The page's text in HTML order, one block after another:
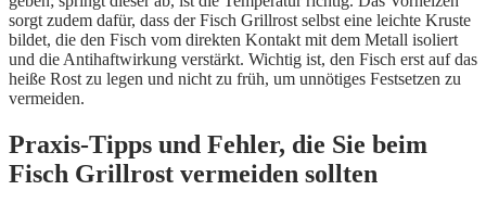
sorgt zudem dafür, dass der Fisch Grillrost selbst eine leichte Kruste
bildet, die den Fisch vom direkten Kontakt mit dem Metall isoliert
und die Antihaftwirkung verstärkt. Wichtig ist, den Fisch erst auf das
heiße Rost zu legen und nicht zu früh, um unnötiges Festsetzen zu
vermeiden.
Praxis-Tipps und Fehler, die Sie beim
Fisch Grillrost vermeiden sollten